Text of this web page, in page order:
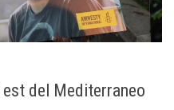
del Mediterraneo